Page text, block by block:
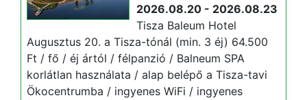
2026.08.20 - 2026.08.23
Tisza Baleum Hotel
Augusztus 20. a Tisza-tónál (min. 3 éj) 64.500
Ft / fő / éj ártól / félpanzió / Balneum SPA
korlátlan használata / alap belépő a Tisza-tavi
Ökocentrumba / ingyenes WiFi / ingyenes